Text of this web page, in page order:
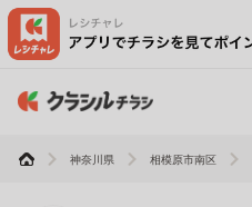
神奈川県 相模原市南区